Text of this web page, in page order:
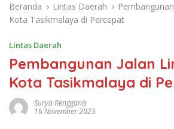
Beranda Lintas Daerah
Kota Tasikmalaya di Percepat
Lintas Daerah
Pembangunan Jalan
Kota Tasikmalaya di
Surya Rengganis
16 November 2023